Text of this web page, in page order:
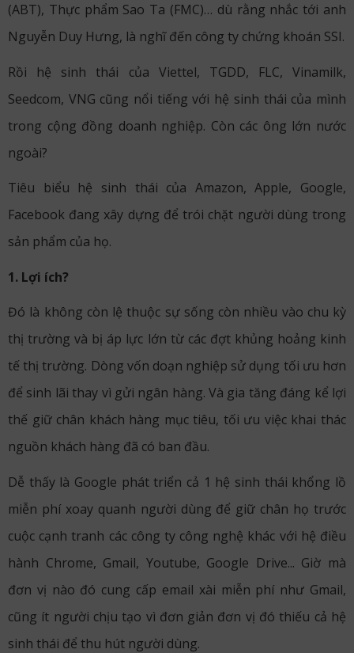
(ABT), Thực phẩm Sao Ta (FMC)… dù rằng nhắc tới anh
Nguyễn Duy Hưng, là nghĩ đến công ty chứng khoán SSI.
Rồi hệ sinh thái của Viettel, TGDD, FLC, Vinamilk,
Seedcom, VNG cũng nổi tiếng với hệ sinh thái của mình
trong cộng đồng doanh nghiệp. Còn các ông lớn nước
ngoài?
Tiêu biểu hệ sinh thái của Amazon, Apple, Google,
Facebook đang xây dựng để trói chặt người dùng trong
sản phẩm của họ.
1. Lợi ích?
Đó là không còn lệ thuộc sự sống còn nhiều vào chu kỳ
thị trường và bị áp lực lớn từ các đợt khủng hoảng kinh
tế thị trường. Dòng vốn doạn nghiệp sử dụng tối ưu hơn
để sinh lãi thay vì gửi ngân hàng. Và gia tăng đáng kể lợi
thế giữ chân khách hàng mục tiêu, tối ưu việc khai thác
nguồn khách hàng đã có ban đầu.
Dễ thấy là Google phát triển cả 1 hệ sinh thái khổng lồ
miễn phí xoay quanh người dùng để giữ chân họ trước
cuộc cạnh tranh các công ty công nghệ khác với hệ điều
hành Chrome, Gmail, Youtube, Google Drive... Giờ mà
đơn vị nào đó cung cấp email xài miễn phí như Gmail,
cũng ít người chịu tạo vì đơn giản đơn vị đó thiếu cả hệ
sinh thái để thu hút người dùng.